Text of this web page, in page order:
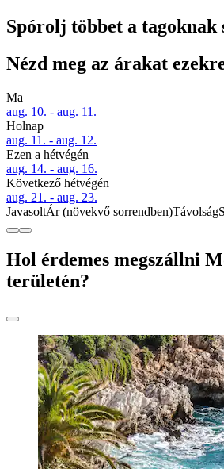
Spórolj többet a tagoknak
Nézd meg az árakat
Ma
aug. 10. - aug. 11.
Holnap
aug. 11. - aug. 12.
Ezen a hétvégén
aug. 14. - aug. 16.
Következő hétvégén
aug. 21. - aug. 23.
JavasoltÁr (növekvő sorrendben)Távolság
Hol érdemes megszállni
területén?